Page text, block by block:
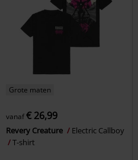
Grote maten
vanaf€ 26,99
Revery Creature
Electric Callboy
T-shirt